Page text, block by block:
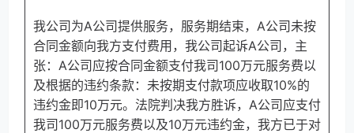
我公司为A公司提供服务，服务期结束，A公司未按
合同金额向我方支付费用，我公司起诉A公司，主
张：A公司应按合同金额支付我司100万元服务费以
及根据的违约条款：未按期支付款项应收取10%的
违约金即10万元。法院判决我方胜诉，A公司应支付
我司100万元服务费以及10万元违约金，我方已于对